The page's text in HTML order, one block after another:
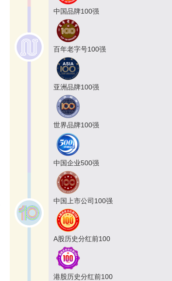
中国品牌100强
百年老字号100强
亚洲品牌100强
世界品牌100强
中国企业500强
中国上市公司100强
A股历史分红前100
港股历史分红前100